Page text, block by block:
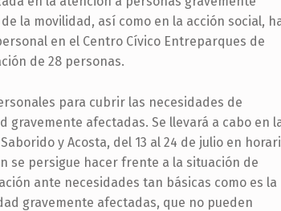
la movilidad, así como en la acción social,
en el Centro Cívico Entreparques de
de 28 personas.
para cubrir las necesidades de
afectadas. Se llevará a cabo en
y Acosta, del 13 al 24 de julio en
se persigue hacer frente a la situación de
ante necesidades tan básicas como es la
gravemente afectadas, que no pueden